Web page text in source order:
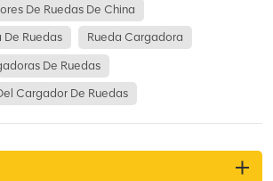
que sea adecuada para usted. 1.Tamaño y
factores más importantes a considerar al elegir
es el tamaño y la capacidad de la máquina.
de la cargadora de ruedas dependerán del
que esté trabajando. Si está trabajando en un
cargadora de ruedas más pequeña con menor
grande, una cargadora de ruedas más
De Ruedas De China
Ruedas Rueda Cargadora
De Ruedas
Cargador De Ruedas